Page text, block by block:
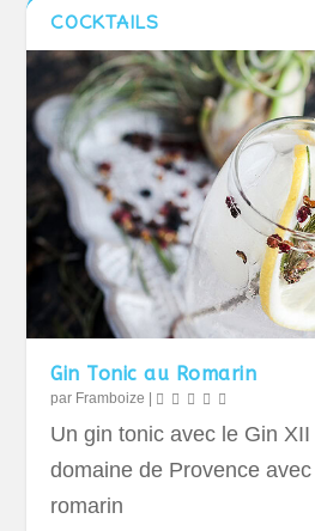
COCKTAILS
Gin Tonic au Romarin
par Framboize |
Un gin tonic avec le Gin
domaine de Provence
romarin